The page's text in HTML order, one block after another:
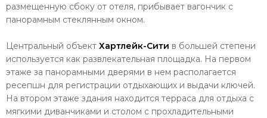
размещенную сбоку от отеля, прибывает вагончик с
панорамным стеклянным окном.
Центральный объект Хартлейк-Сити в большей степени
используется как развлекательная площадка. На первом
этаже за панорамными дверями в нем располагается
ресепшн для регистрации отдыхающих и выдачи ключей.
На втором этаже здания находится терраса для отдыха с
мягкими диванчиками и столом с прохладительными